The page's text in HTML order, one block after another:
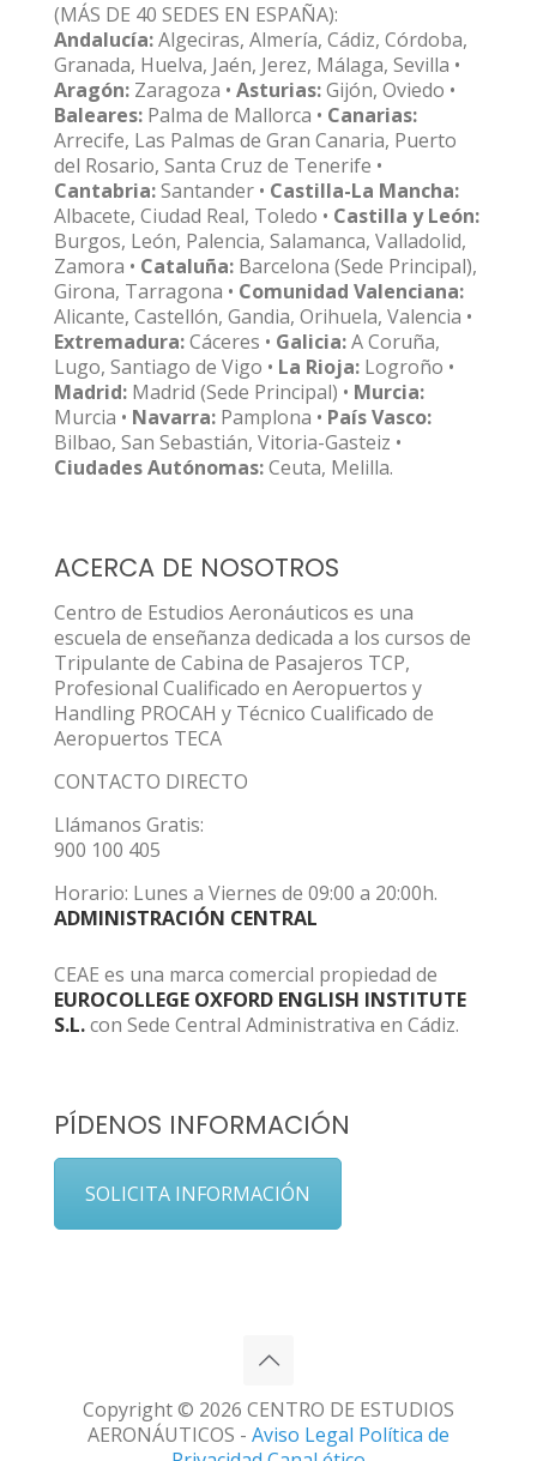
(MÁS DE 40 SEDES EN ESPAÑA):
Andalucía:Algeciras, Almería, Cádiz, Córdoba,
Granada, Huelva, Jaén, Jerez, Málaga, Sevilla •
Aragón: Zaragoza • Asturias:Gijón, Oviedo •
Baleares: Palma de Mallorca • Canarias:
Arrecife, Las Palmas de Gran Canaria, Puerto
del Rosario, Santa Cruz de Tenerife •
Cantabria:Santander • Castilla-La Mancha:
Albacete, Ciudad Real, Toledo • Castilla y León:
Burgos, León, Palencia, Salamanca, Valladolid,
Zamora • Cataluña: Barcelona (Sede Principal),
Girona, Tarragona • Comunidad Valenciana:
Alicante, Castellón, Gandia, Orihuela, Valencia •
Extremadura:Cáceres • Galicia:A Coruña,
Lugo, Santiago de Vigo • La Rioja: Logroño •
Madrid: Madrid (Sede Principal) • Murcia:
Murcia • Navarra: Pamplona • País Vasco:
Bilbao, San Sebastián, Vitoria-Gasteiz •
Ciudades Autónomas:Ceuta, Melilla.
ACERCA DE NOSOTROS
Centro de Estudios Aeronáuticos es una
escuela de enseñanza dedicada a los cursos de
Tripulante de Cabina de Pasajeros TCP,
Profesional Cualificado en Aeropuertos y
Handling PROCAH y Técnico Cualificado de
Aeropuertos TECA
CONTACTO DIRECTO
Llámanos Gratis:
900 100 405
Horario: Lunes a Viernes de 09:00 a 20:00h.
ADMINISTRACIÓN CENTRAL
CEAE es una marca comercial propiedad de
EUROCOLLEGE OXFORD ENGLISH INSTITUTE
S.L.con Sede Central Administrativa en Cádiz.
PÍDENOS INFORMACIÓN
SOLICITA INFORMACIÓN
Copyright © 2026 CENTRO DE ESTUDIOS
AERONÁUTICOS - Aviso Legal Política de